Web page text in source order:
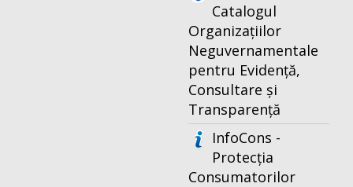
Catalogul
Organizațiilor
Neguvernamentale
pentru Evidență,
Consultare și
Transparență
InfoCons -
Protecția
Consumatorilor